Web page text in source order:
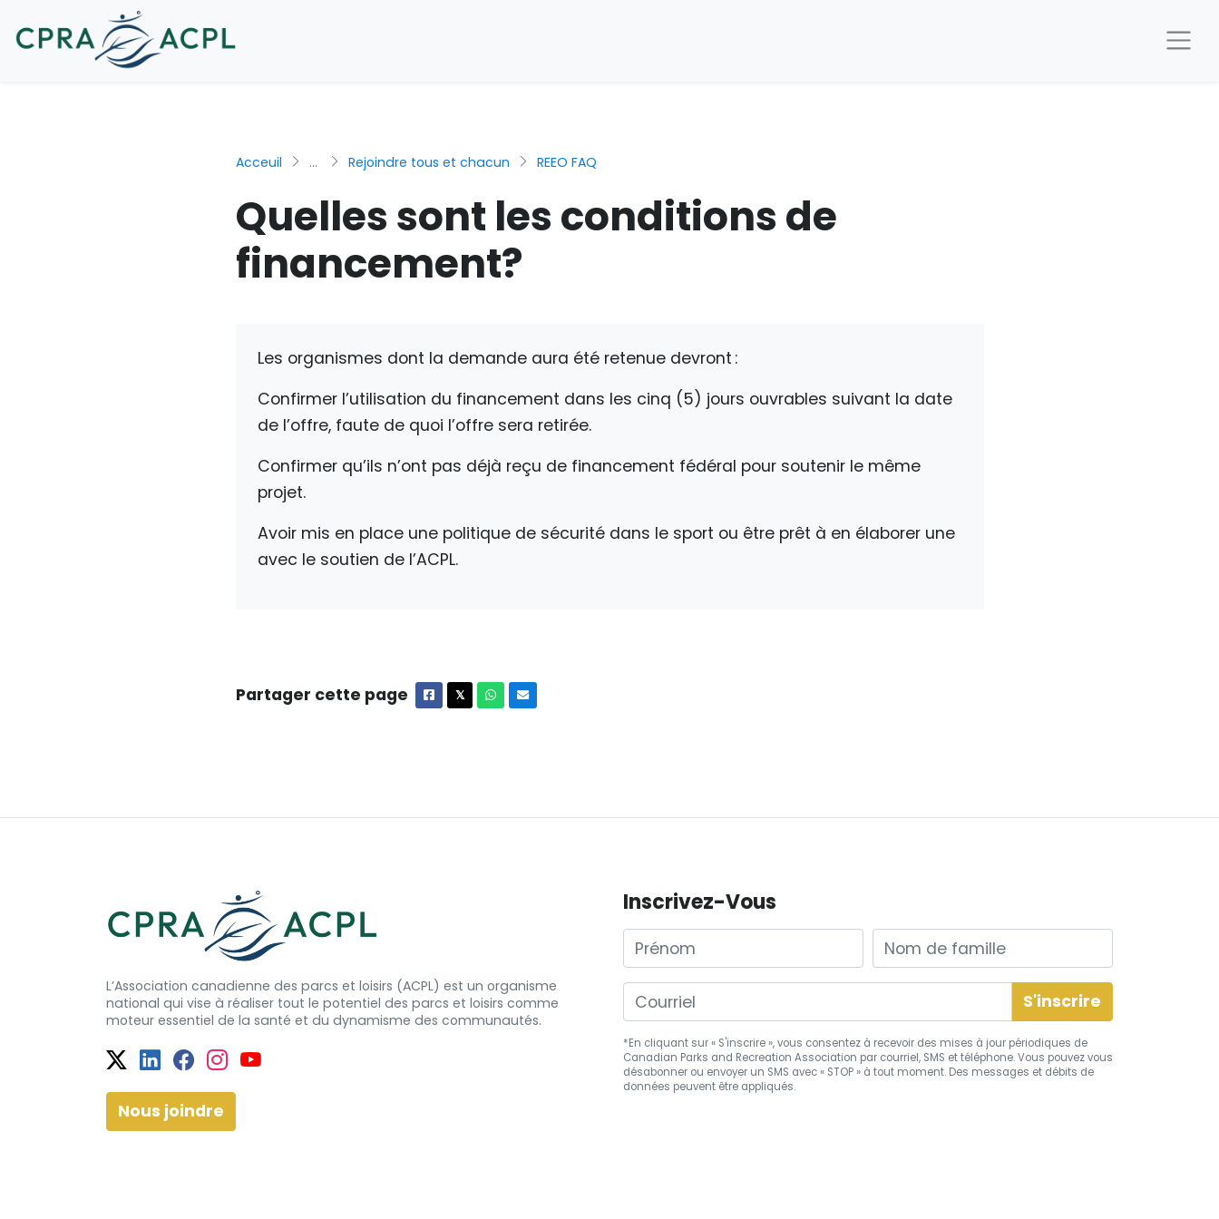
Acceuil ... Rejoindre tous et chacun REEO FAQ
Quelles sont les conditions de
financement?
Les organismes dont la demande aura été retenue devront :
Confirmer l’utilisation du financement dans les cinq (5) jours ouvrables suivant la date
de l’offre, faute de quoi l’offre sera retirée.
Confirmer qu’ils n’ont pas déjà reçu de financement fédéral pour soutenir le même
projet.
Avoir mis en place une politique de sécurité dans le sport ou être prêt à en élaborer une
avec le soutien de l’ACPL.
Partager cette page Facebook
𝕏X Whatsapp
Courriel
L’Association canadienne des parcs et loisirs (ACPL) est un organisme
national qui vise à réaliser tout le potentiel des parcs et loisirs comme
moteur essentiel de la santé et du dynamisme des communautés.
Twitter
Facebook
Facebook
Instagram
YouTube
Nous joindre
Inscrivez-Vous
Prénom Nom de famille
*En cliquant sur « S'inscrire », vous consentez à recevoir des mises à jour périodiques de
Canadian Parks and Recreation Association par courriel, SMS et téléphone. Vous pouvez vous
désabonner ou envoyer un SMS avec « STOP » à tout moment. Des messages et débits de
données peuvent être appliqués.